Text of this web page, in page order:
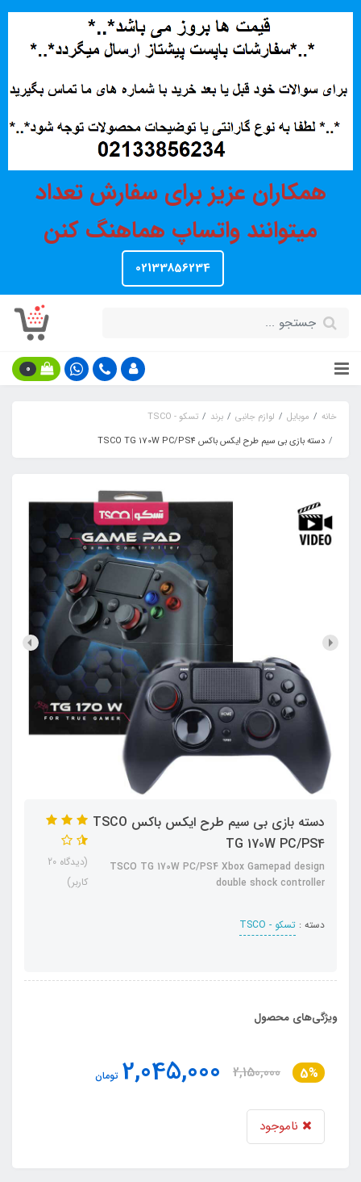
همکاران عزیز برای سفارش تعداد
میتوانند واتساپ هماهنگ کنن
02133856234
0
خانه موبایل لوازم جانبی برند
تسکو - TSCO
دسته بازی بی سیم طرح ایکس باکس TSCO TG 170W PC/PS4
دسته بازی بی سیم طرح ایکس باکس TSCO
TG 170W PC/PS4
TSCO TG 170W PC/PS4 Xbox Gamepad design
double shock controller
دسته : تسکو - TSCO
(دیدگاه 20
کاربر)
ویژگی‌های محصول
5%
2,150,000
2,045,000 تومان
ناموجود